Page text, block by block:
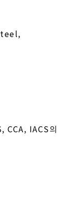
IACS의